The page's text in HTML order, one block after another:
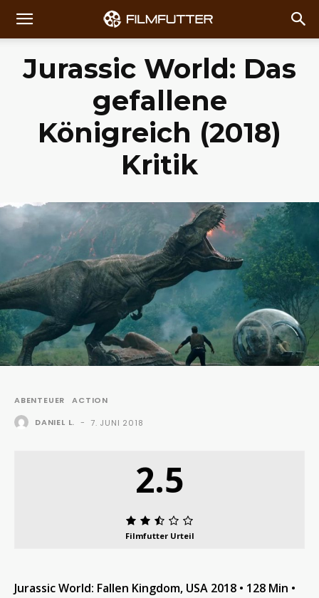
Jurassic World: Das
gefallene
Königreich (2018)
Kritik
ABENTEUER
ACTION
DANIEL L. - 7. JUNI 2018
2.5
Filmfutter Urteil
Jurassic World: Fallen Kingdom, USA 2018 • 128 Min •